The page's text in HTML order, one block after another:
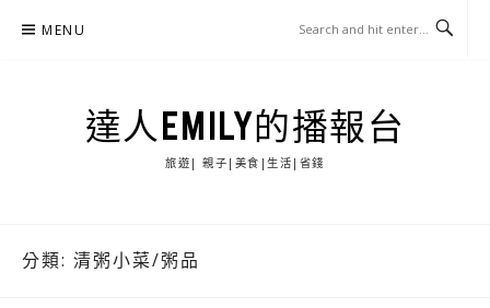
MENU
達人EMILY的播報台
旅遊| 親子|美食|生活|省錢
分類: 清粥小菜/粥品